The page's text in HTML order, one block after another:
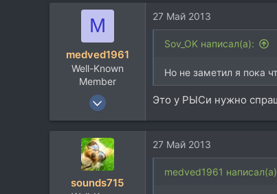
1.534
Москва
M
medved1961
Well-Known
Member
24 Сен 2005
1.534
Москва
27 Май 2013
Sov_OK написал(а):
Но не заметил я пока
Это у РЫСи нужно
sounds715
27 Май 2013
medved1961